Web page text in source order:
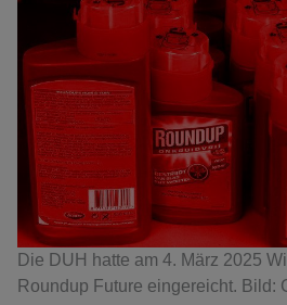
Die DUH hatte am 4. März 2025
Roundup Future eingereicht. Bild: